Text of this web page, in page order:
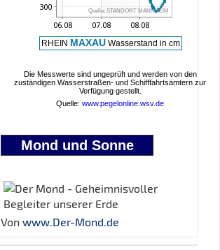
Mond und Sonne
Von www.Der-Mond.de